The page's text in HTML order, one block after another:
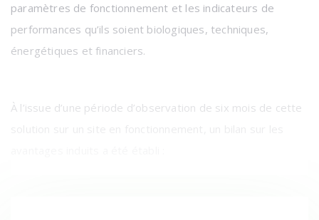
paramètres de fonctionnement et les indicateurs de
performances qu’ils soient biologiques, techniques,
énergétiques et financiers.
À l’issue d’une période d’observation de six mois de cette